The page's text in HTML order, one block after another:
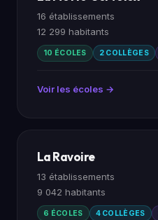
16 établissements
12 299 habitants
10 ÉCOLES 2 COLLÈGES
Voir les écoles →
La Ravoire
13 établissements
9 042 habitants
6 ÉCOLES 4 COLLÈGES